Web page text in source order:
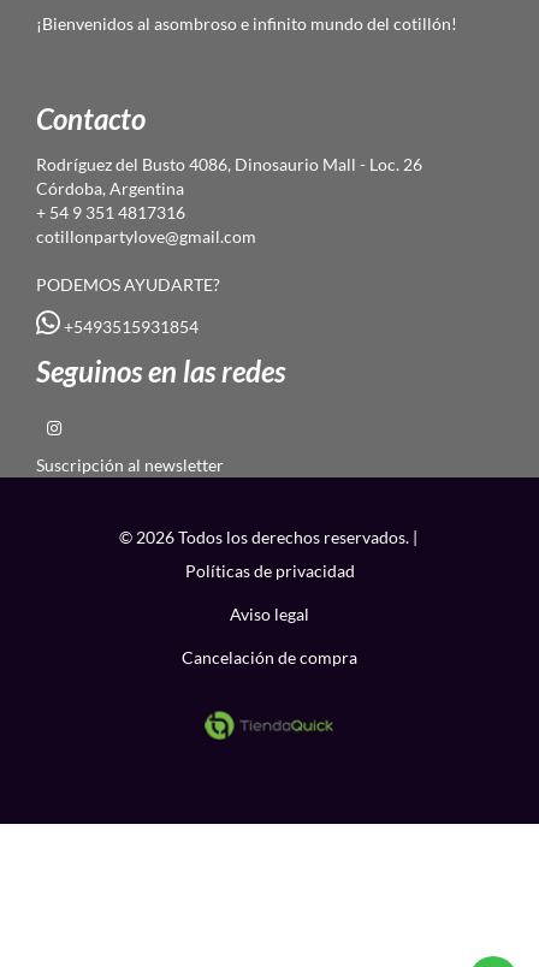
¡Bienvenidos al asombroso e infinito mundo del cotillón!
Contacto
Rodríguez del Busto 4086, Dinosaurio Mall - Loc. 26
Córdoba, Argentina
+ 54 9 351 4817316
cotillonpartylove@gmail.com
PODEMOS AYUDARTE?
+5493515931854
Seguinos en las redes
Suscripción al newsletter
© 2026 Todos los derechos reservados. |
Políticas de privacidad
Aviso legal
Cancelación de compra